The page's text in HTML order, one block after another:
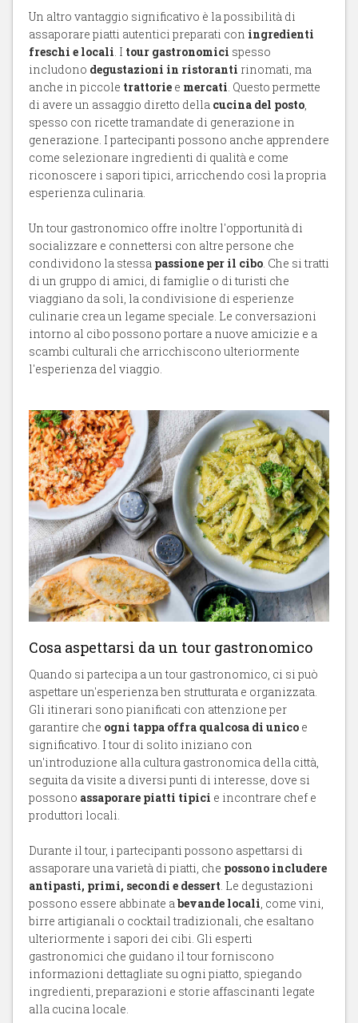
Un altro vantaggio significativo è la possibilità di
assaporare piatti autentici preparati con ingredienti
freschi e locali. I tour gastronomici spesso
includono degustazioni in ristoranti rinomati, ma
anche in piccole trattorie e mercati. Questo permette
di avere un assaggio diretto della cucina del posto,
spesso con ricette tramandate di generazione in
generazione. I partecipanti possono anche apprendere
come selezionare ingredienti di qualità e come
riconoscere i sapori tipici, arricchendo così la propria
esperienza culinaria.
Un tour gastronomico offre inoltre l'opportunità di
socializzare e connettersi con altre persone che
condividono la stessa passione per il cibo. Che si tratti
di un gruppo di amici, di famiglie o di turisti che
viaggiano da soli, la condivisione di esperienze
culinarie crea un legame speciale. Le conversazioni
intorno al cibo possono portare a nuove amicizie e a
scambi culturali che arricchiscono ulteriormente
l'esperienza del viaggio.
Cosa aspettarsi da un tour gastronomico
Quando si partecipa a un tour gastronomico, ci si può
aspettare un'esperienza ben strutturata e organizzata.
Gli itinerari sono pianificati con attenzione per
garantire che ogni tappa offra qualcosa di unico e
significativo. I tour di solito iniziano con
un'introduzione alla cultura gastronomica della città,
seguita da visite a diversi punti di interesse, dove si
possono assaporare piatti tipici e incontrare chef e
produttori locali.
Durante il tour, i partecipanti possono aspettarsi di
assaporare una varietà di piatti, che possono includere
antipasti, primi, secondi e dessert. Le degustazioni
possono essere abbinate abevande locali, come vini,
birre artigianali o cocktail tradizionali, che esaltano
ulteriormente i sapori dei cibi. Gli esperti
gastronomici che guidano il tour forniscono
informazioni dettagliate su ogni piatto, spiegando
ingredienti, preparazioni e storie affascinanti legate
alla cucina locale.